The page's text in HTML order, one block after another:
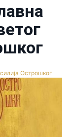
Острошког